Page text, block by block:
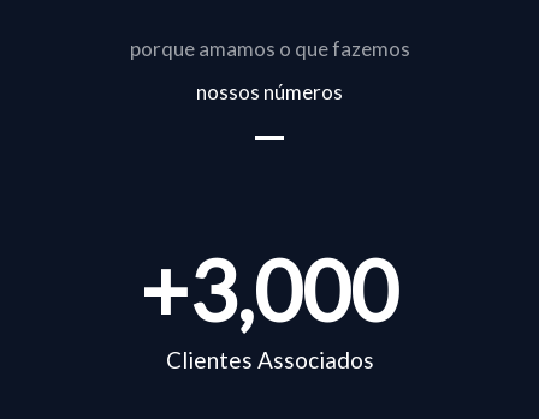
porque amamos o que fazemos
nossos números
Clientes Associados
+3,000